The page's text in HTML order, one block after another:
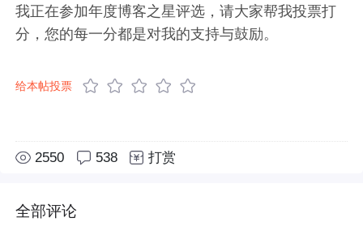
我正在参加年度博客之星评选，请大家帮我投票打
分，您的每一分都是对我的支持与鼓励。
给本帖投票
2550 538 打赏
全部评论